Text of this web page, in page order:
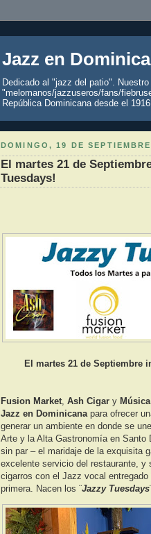
Jazz en
Dedicado al "jazz del patio".
"melomanos/jazzuseros/fans/
República Dominicana desde el
DOMINGO, 19 DE
El martes 21 de
Tuesdays!
El martes 21 de Septiembre
Fusion Market, Ash Cigar y
Jazz en Dominicanapara ofrecer
generar un ambiente en donde se
Arte y la Alta Gastronomía en Santo
sin par – el maridaje de la exquisita
excelente servicio del restaurante, y
cigarros con el Jazz vocal
primera. Nacen los ¨Jazzy Tuesdays